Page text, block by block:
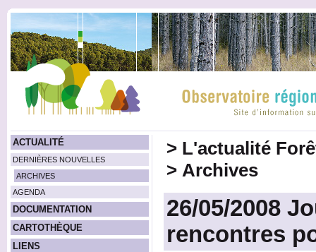
ACTUALITÉ
DERNIÈRES NOUVELLES
ARCHIVES
AGENDA
DOCUMENTATION
CARTOTHÈQUE
LIENS
> L'actualité
> Archives
26/05/2008
rencontres